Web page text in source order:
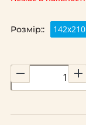
Розмір:: 142х210